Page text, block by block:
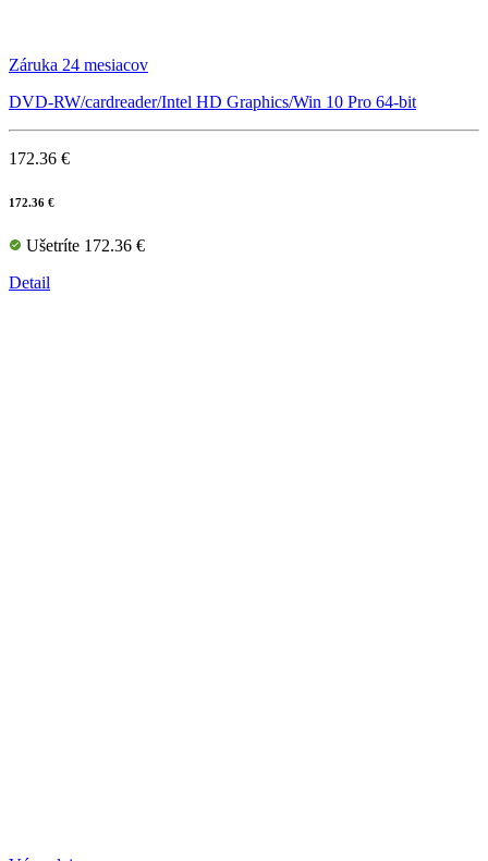
Záruka 24 mesiacov
DVD-RW/cardreader/Intel HD Graphics/Win 10 Pro 64-bit
172.36 €
172.36 €
Ušetríte 172.36 €
Detail